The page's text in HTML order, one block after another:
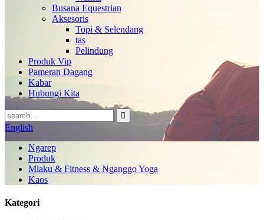
Busana Equestrian
Aksesoris
Topi & Selendang
tas
Pelindung
Produk Vip
Pameran Dagang
Kabar
Hubungi Kita
English
Ngarep
Produk
Mlaku & Fitness & Nganggo Yoga
Kaos
Kategori